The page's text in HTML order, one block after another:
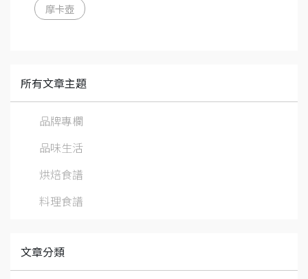
摩卡壺
所有文章主題
品牌專欄
品味生活
烘焙食譜
料理食譜
文章分類